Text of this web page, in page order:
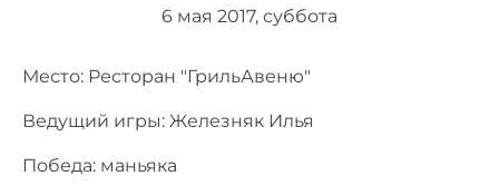
6 мая 2017, суббота
Место: Ресторан "ГрильАвеню"
Ведущий игры: Железняк Илья
Победа: маньяка